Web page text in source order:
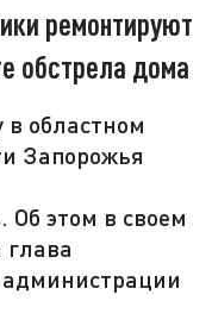
ремонтируют
обстрела дома
в областном
Запорожья
Об этом в своем
администрации